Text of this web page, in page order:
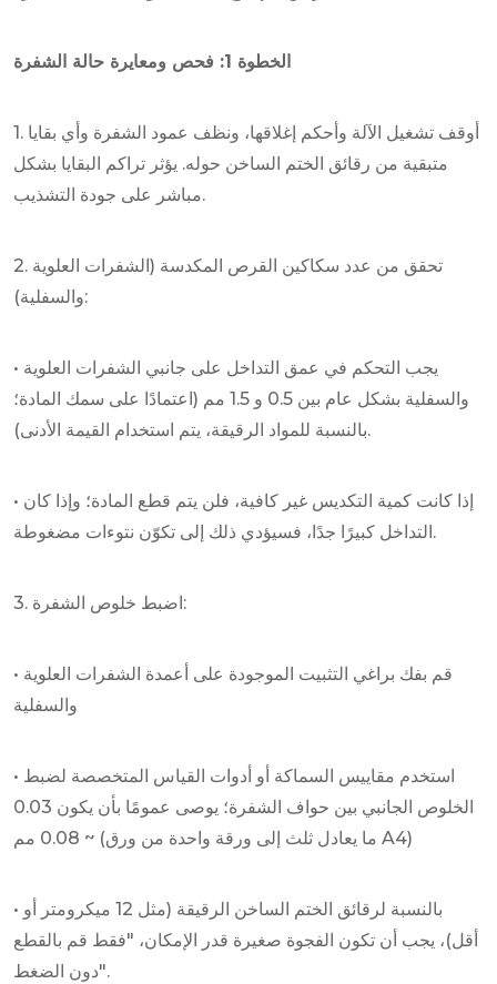
الخطوة 1: فحص ومعايرة حالة الشفرة
1. أوقف تشغيل الآلة وأحكم إغلاقها، ونظف عمود الشفرة وأي بقايا
متبقية من رقائق الختم الساخن حوله. يؤثر تراكم البقايا بشكل
مباشر على جودة التشذيب.
2. تحقق من عدد سكاكين القرص المكدسة (الشفرات العلوية
والسفلية):
• يجب التحكم في عمق التداخل على جانبي الشفرات العلوية
والسفلية بشكل عام بين 0.5 و 1.5 مم (اعتمادًا على سمك المادة؛
بالنسبة للمواد الرقيقة، يتم استخدام القيمة الأدنى).
• إذا كانت كمية التكديس غير كافية، فلن يتم قطع المادة؛ وإذا كان
التداخل كبيرًا جدًا، فسيؤدي ذلك إلى تكوّن نتوءات مضغوطة.
3. اضبط خلوص الشفرة:
• قم بفك براغي التثبيت الموجودة على أعمدة الشفرات العلوية
والسفلية
• استخدم مقاييس السماكة أو أدوات القياس المتخصصة لضبط
الخلوص الجانبي بين حواف الشفرة؛ يوصى عمومًا بأن يكون 0.03
~ 0.08 مم (ما يعادل ثلث إلى ورقة واحدة من ورق A4)
• بالنسبة لرقائق الختم الساخن الرقيقة (مثل 12 ميكرومتر أو
أقل)، يجب أن تكون الفجوة صغيرة قدر الإمكان، "فقط قم بالقطع
دون الضغط".